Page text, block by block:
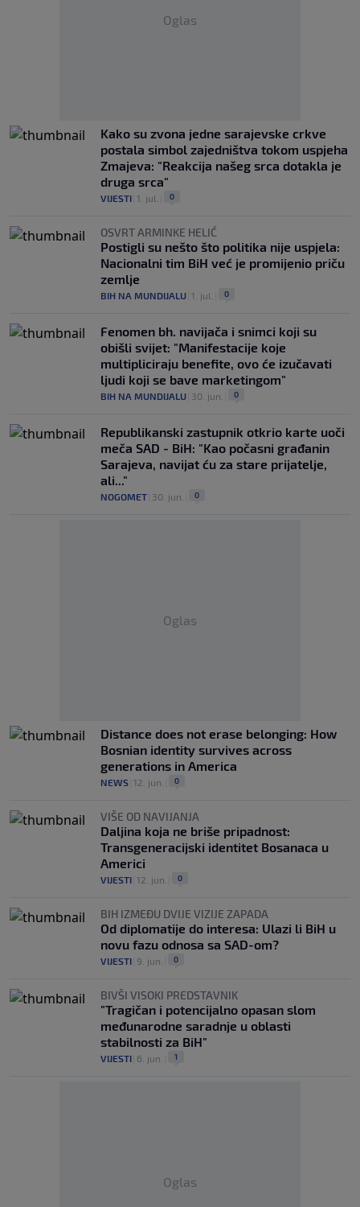
Oglas
Kako su zvona jedne sarajevske crkve
postala simbol zajedništva tokom uspjeha
Zmajeva: "Reakcija našeg srca dotakla je
druga srca"
VIJESTI 1. jul. 0
OSVRT ARMINKE HELIĆ
Postigli su nešto što politika nije uspjela:
Nacionalni tim BiH već je promijenio priču
zemlje
BIH NA MUNDIJALU 1. jul. 0
Fenomen bh. navijača i snimci koji su
obišli svijet: "Manifestacije koje
multipliciraju benefite, ovo će izučavati
ljudi koji se bave marketingom"
BIH NA MUNDIJALU 30. jun. 0
Republikanski zastupnik otkrio karte uoči
meča SAD - BiH: "Kao počasni građanin
Sarajeva, navijat ću za stare prijatelje,
ali..."
NOGOMET 30. jun. 0
Oglas
Distance does not erase belonging: How
Bosnian identity survives across
generations in America
NEWS 12. jun. 0
VIŠE OD NAVIJANJA
Daljina koja ne briše pripadnost:
Transgeneracijski identitet Bosanaca u
Americi
VIJESTI 12. jun. 0
BIH IZMEĐU DVIJE VIZIJE ZAPADA
Od diplomatije do interesa: Ulazi li BiH u
novu fazu odnosa sa SAD-om?
VIJESTI 9. jun. 0
BIVŠI VISOKI PREDSTAVNIK
"Tragičan i potencijalno opasan slom
međunarodne saradnje u oblasti
stabilnosti za BiH"
VIJESTI 6. jun. 1
Oglas